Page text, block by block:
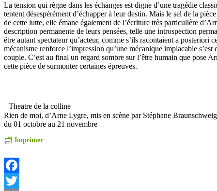
La tension qui règne dans les échanges est digne d’une tragédie
tentent désespérément d’échapper à leur destin. Mais le sel de la
de cette lutte, elle émane également de l’écriture très particulière
description permanente de leurs pensées, telle une introspection
être autant spectateur qu’acteur, comme s’ils racontaient a posteriori
mécanisme renforce l’impression qu’une mécanique implacable s’est
couple. C’est au final un regard sombre sur l’être humain que pose
cette pièce de surmonter certaines épreuves.
Theatre de la colline
Rien de moi, d’Arne Lygre, mis en scène par Stéphane Braunschweig
du 01 octobre au 21 novembre
Imprimer
Facebook